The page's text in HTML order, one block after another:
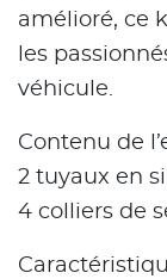
amélioré, ce
les
véhicule.
Contenu de
2 tuyaux en
4 colliers de